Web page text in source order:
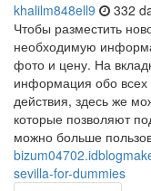
khalilm848ell9 332
Чтобы разместить
необходимую
фото и цену. На
информация обо всех
действия, здесь же
которые позволяют
можно больше
sevilla-for-dummies